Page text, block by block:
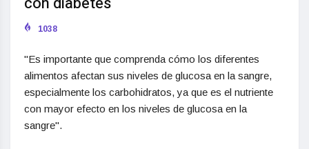
1038
"Es importante que comprenda cómo los diferentes
alimentos afectan sus niveles de glucosa en la sangre,
especialmente los carbohidratos, ya que es el nutriente
con mayor efecto en los niveles de glucosa en la
sangre".